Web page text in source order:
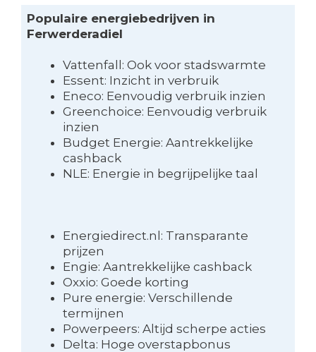
Populaire energiebedrijven in
Ferwerderadiel
Vattenfall: Ook voor stadswarmte
Essent: Inzicht in verbruik
Eneco: Eenvoudig verbruik inzien
Greenchoice: Eenvoudig verbruik
inzien
Budget Energie: Aantrekkelijke
cashback
NLE: Energie in begrijpelijke taal
Energiedirect.nl: Transparante
prijzen
Engie: Aantrekkelijke cashback
Oxxio: Goede korting
Pure energie: Verschillende
termijnen
Powerpeers: Altijd scherpe acties
Delta: Hoge overstapbonus